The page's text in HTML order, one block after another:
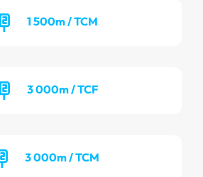
1 500m / TCM
3 000m / TCF
3 000m / TCM